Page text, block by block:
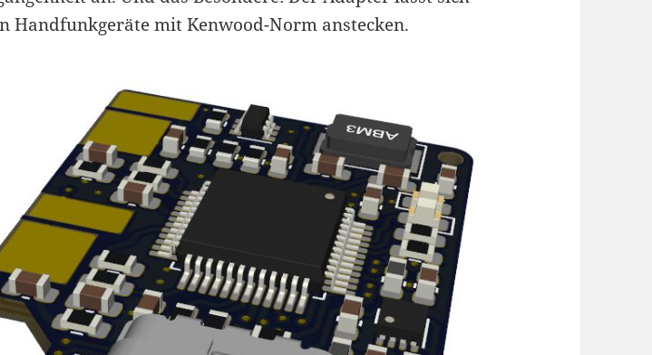
Handfunkgeräte mit Kenwood-Norm anstecken.